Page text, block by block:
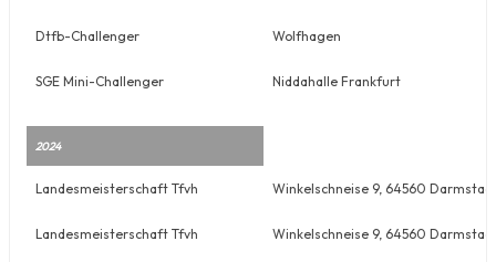
Dtfb-Challenger Wolfhagen
SGE Mini-Challenger Niddahalle Frankfurt
2024
Landesmeisterschaft Tfvh Winkelschneise 9, 64560
Landesmeisterschaft Tfvh Winkelschneise 9, 64560